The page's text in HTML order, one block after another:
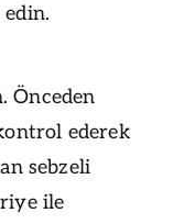
Önceden
kontrol ederek
sebzeli
ile